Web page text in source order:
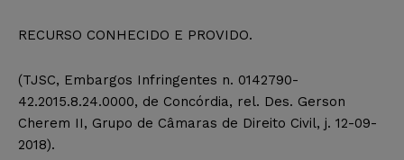
RECURSO CONHECIDO E PROVIDO.
(TJSC, Embargos Infringentes n. 0142790-
42.2015.8.24.0000, de Concórdia, rel. Des. Gerson
Cherem II, Grupo de Câmaras de Direito Civil, j. 12-09-
2018).